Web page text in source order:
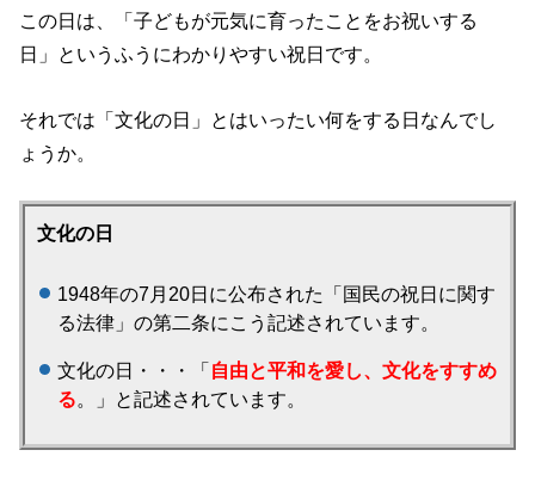
この日は、「子どもが元気に育ったことをお祝いする
日」というふうにわかりやすい祝日です。
それでは「文化の日」とはいったい何をする日なんでし
ょうか。
文化の日
1948年の7月20日に公布された「国民の祝日に関す
る法律」の第二条にこう記述されています。
文化の日・・・「自由と平和を愛し、文化をすすめ
る。」と記述されています。